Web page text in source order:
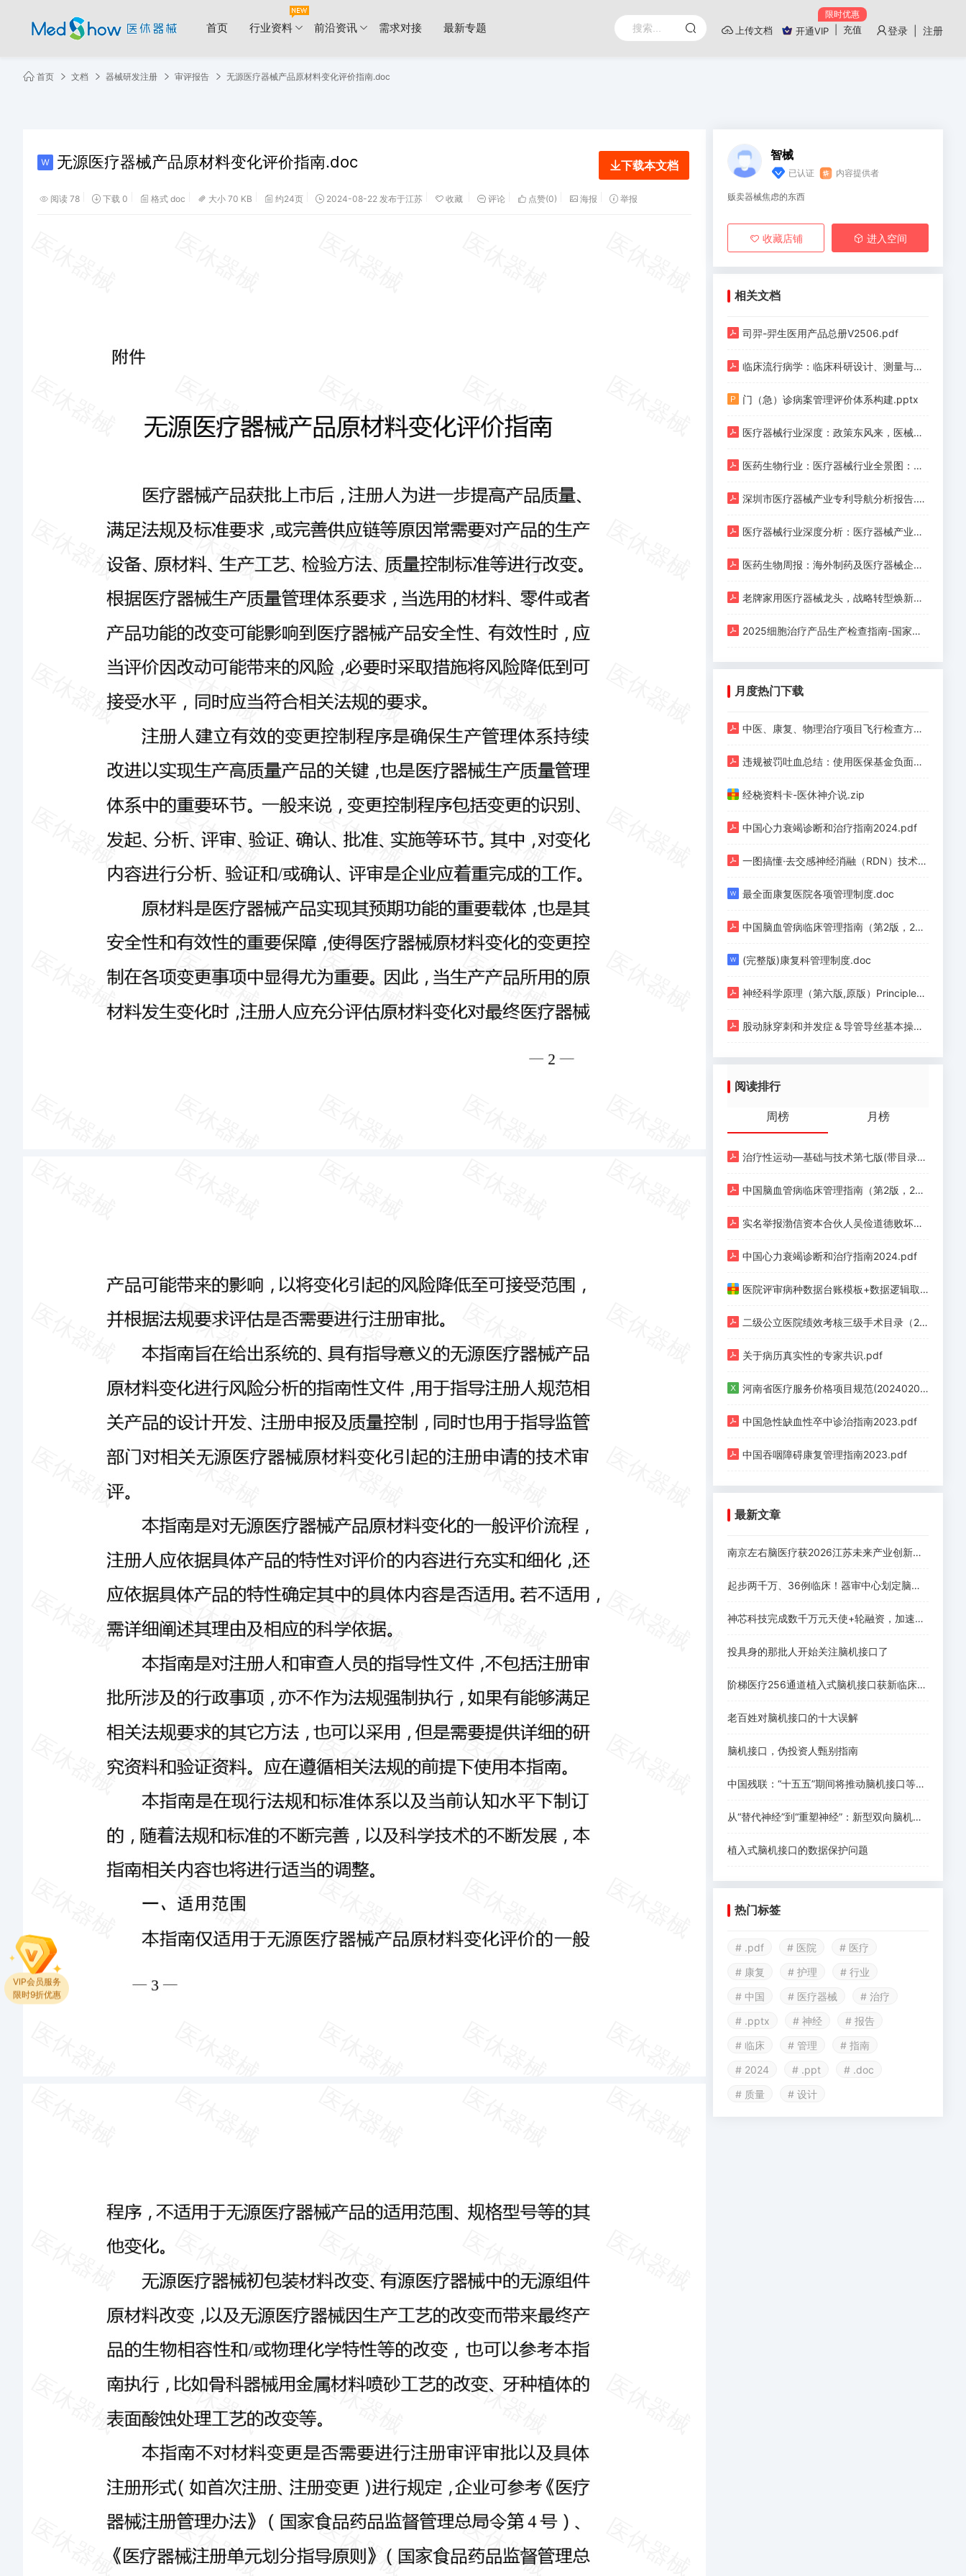
首页 行业资料 前沿资讯 需求对接 最新专题 上传文档 开通VIP
限时优惠
充值 登录 | 注册
首页 文档 器械研发注册 审评报告 无源医疗器械产品原材料变化评价指南.doc
无源医疗器械产品原材料变化评价指南.doc 下载本文档
阅读 78 下载 0 格式 doc 大小 70 KB 约24页 2024-08-22 发布于江苏 收藏 评论 点赞(0) 海报 举报
智械
已认证 内容提供者
贩卖器械焦虑的东西
收藏店铺 进入空间
相关文档
司羿-羿生医用产品总册V2506.pdf
临床流行病学：临床科研设计、测量与评价第5版 (王家良主编) (Z-Library).pdf
门（急）诊病案管理评价体系构建.pptx
医疗器械行业深度：政策东风来，医械新机遇.pdf
医药生物行业：医疗器械行业全景图：发展趋势及投资机会展望.pdf
深圳市医疗器械产业专利导航分析报告.pdf
医疗器械行业深度分析：医疗器械产业链分析及河南产业概况.pdf
医药生物周报：海外制药及医疗器械企业JPM大会业务进展更新.pdf
老牌家用医疗器械龙头，战略转型焕新机.pdf
2025细胞治疗产品生产检查指南-国家药监局核查中心.pdf
月度热门下载
中医、康复、物理治疗项目飞行检查方法.pdf
违规被罚吐血总结：使用医保基金负面清单（护理、手术、检验、检查等九类）.pdf
经桡资料卡-医休神介说.zip
中国心力衰竭诊断和治疗指南2024.pdf
一图搞懂·去交感神经消融（RDN）技术（上）.pdf
最全面康复医院各项管理制度.doc
中国脑血管病临床管理指南（第2版，2023）.pdf
(完整版)康复科管理制度.doc
神经科学原理（第六版,原版）Principles of Neural Science (Sixth Edition) (Eric R. Kandel, John D. Koester etc.) (Z-Library).pdf
股动脉穿刺和并发症＆导管导丝基本操作.pdf
阅读排行
周榜 月榜
治疗性运动—基础与技术第七版(带目录).pdf
中国脑血管病临床管理指南（第2版，2023）.pdf
实名举报渤信资本合伙人吴俭道德败坏、玩弄女性.pdf
中国心力衰竭诊断和治疗指南2024.pdf
医院评审病种数据台账模板+数据逻辑取值清单+政策汇编.zip
二级公立医院绩效考核三级手术目录（2020版）.pdf
关于病历真实性的专家共识.pdf
河南省医疗服务价格项目规范(20240201版).xlsx
中国急性缺血性卒中诊治指南2023.pdf
中国吞咽障碍康复管理指南2023.pdf
最新文章
南京左右脑医疗获2026江苏未来产业创新创业大赛一等奖，系唯一获奖脑机接口项目！
起步两千万、36例临床！器审中心划定脑机接口三类证注册要求
神芯科技完成数千万元天使+轮融资，加速侵入式脑机接口芯片规模化落地
投具身的那批人开始关注脑机接口了
阶梯医疗256通道植入式脑机接口获新临床进展
老百姓对脑机接口的十大误解
脑机接口，伪投资人甄别指南
中国残联：“十五五”期间将推动脑机接口等科技助残应用
从“替代神经”到“重塑神经”：新型双向脑机接口登上《Nature Medicine》
植入式脑机接口的数据保护问题
热门标签
# .pdf # 医院
# 医疗
# 康复
# 护理
# 行业
# 中国
# 医疗器械
# 治疗
# .pptx
# 神经
# 报告
# 临床
# 管理
# 指南
# 2024
# .ppt
# .doc
# 质量
# 设计
VIP会员服务
限时9折优惠